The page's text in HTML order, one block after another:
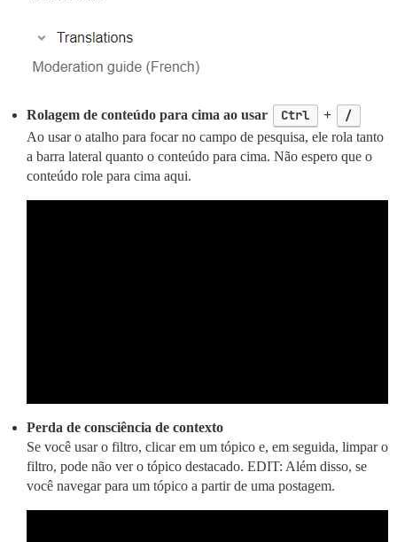
Rolagem de conteúdo para cima ao usar Ctrl + /
Ao usar o atalho para focar no campo de pesquisa, ele rola tanto
a barra lateral quanto o conteúdo para cima. Não espero que o
conteúdo role para cima aqui.
Perda de consciência de contexto
Se você usar o filtro, clicar em um tópico e, em seguida, limpar o
filtro, pode não ver o tópico destacado. EDIT: Além disso, se
você navegar para um tópico a partir de uma postagem.